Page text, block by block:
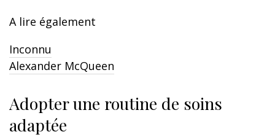
A lire également
Inconnu
Alexander McQueen
Adopter une routine de soins
adaptée